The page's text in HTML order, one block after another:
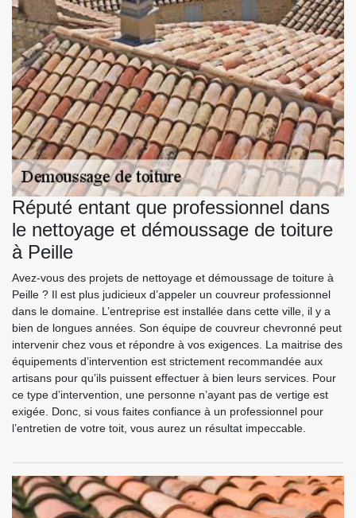
Réputé entant que professionnel dans
le nettoyage et démoussage de toiture
à Peille
Avez-vous des projets de nettoyage et démoussage de toiture à
Peille ? Il est plus judicieux d’appeler un couvreur professionnel
dans le domaine. L’entreprise est installée dans cette ville, il y a
bien de longues années. Son équipe de couvreur chevronné peut
intervenir chez vous et répondre à vos exigences. La maitrise des
équipements d’intervention est strictement recommandée aux
artisans pour qu’ils puissent effectuer à bien leurs services. Pour
ce type d’intervention, une personne n’ayant pas de vertige est
exigée. Donc, si vous faites confiance à un professionnel pour
l’entretien de votre toit, vous aurez un résultat impeccable.